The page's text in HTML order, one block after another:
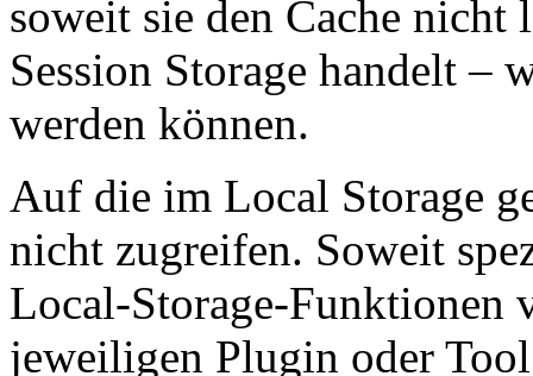
soweit sie den Cache nicht
Session Storage handelt –
werden können.
Auf die im Local Storage
nicht zugreifen. Soweit
Local-Storage-Funktionen
jeweiligen Plugin oder